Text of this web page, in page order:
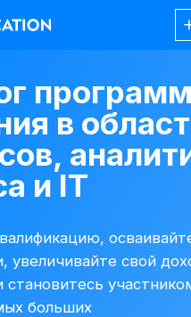
в области
аналитики,
IT
консультацию
осваивайте
свой доход
комьюнити